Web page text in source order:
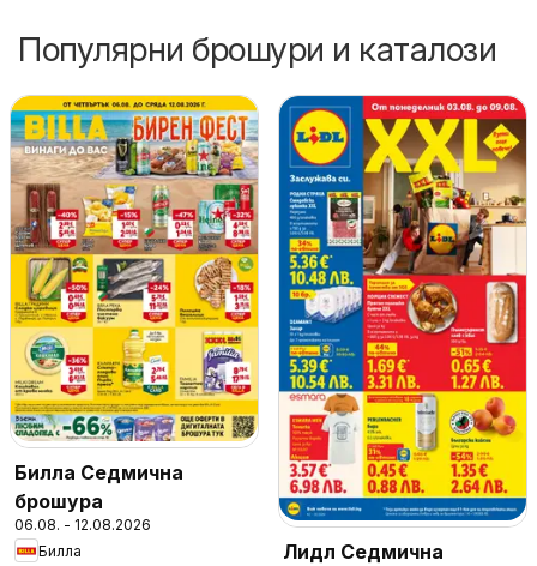
Популярни брошури и каталози
Билла Седмична
брошура
06.08. - 12.08.2026
Билла
Лидл Седмична